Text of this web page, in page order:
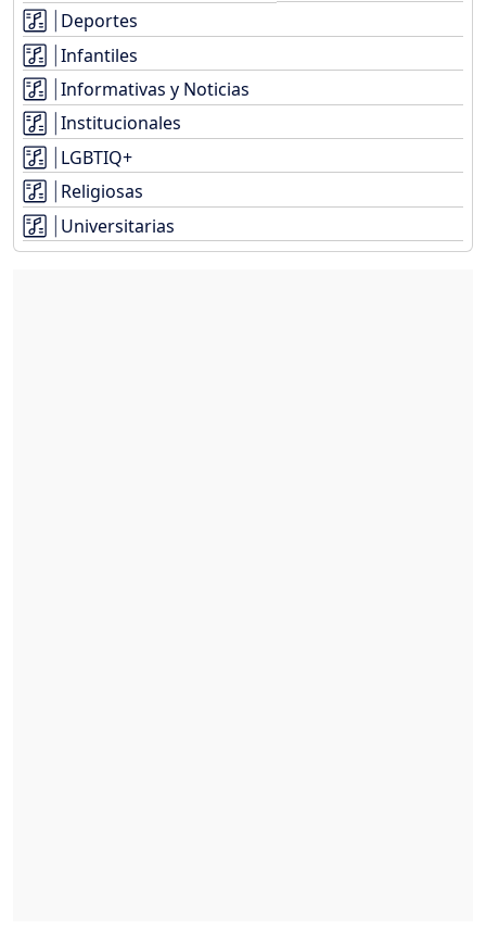
Deportes
Infantiles
Informativas y Noticias
Institucionales
LGBTIQ+
Religiosas
Universitarias